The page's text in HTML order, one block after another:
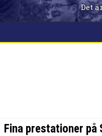
Det
Fina prestationer på